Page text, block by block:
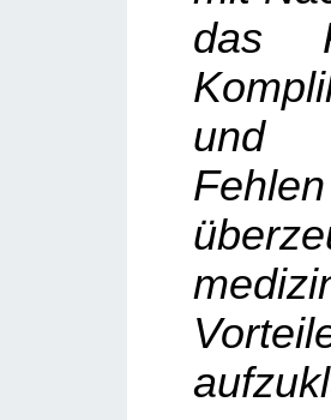
das
und
Fehlen